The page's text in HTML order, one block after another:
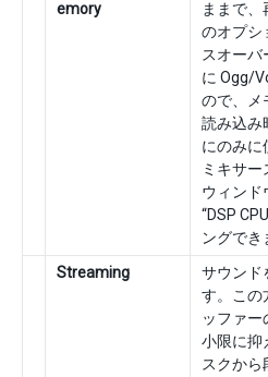
emory
ままで、
のオプシ
スオーバ
に Ogg/
ので、メ
読み込み
にのみに
ミキサ
ウィンド
“DSP
ングでき
Streaming
サウンド
す。この
ッファ
小限に抑
スクから